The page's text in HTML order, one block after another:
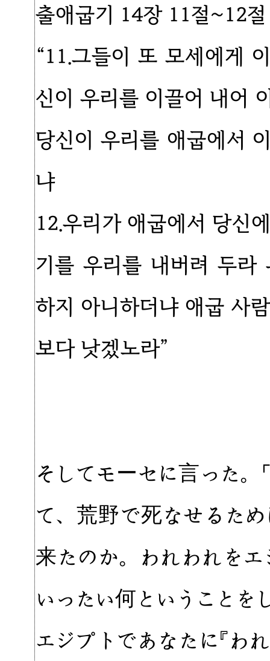
출애굽기 14장 11절~12절
“11.그들이 또 모세에게
신이 우리를 이끌어 내어
당신이 우리를 애굽에서
냐
12.우리가 애굽에서 당신
기를 우리를 내버려 두라
하지 아니하더냐 애굽 사
보다 낫겠노라”
そしてモーセに言った。
て、荒野で死なせるた
来たのか。われわれを
いったい何ということを
エジプトであなたに『わ